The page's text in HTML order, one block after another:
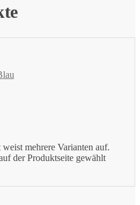
mehrere Varianten auf.
der Produktseite gewählt